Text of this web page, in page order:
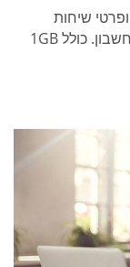
שיחות
הועידה נגישים מדף ההיסטוריה וההקלטות בחשבון. כולל 1GB